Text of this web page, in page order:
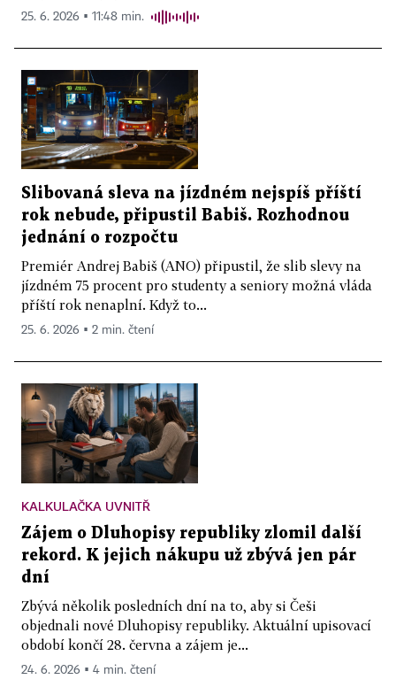
25. 6. 2026 ▪ 11:48 min.
Slibovaná sleva na jízdném nejspíš příští
rok nebude, připustil Babiš. Rozhodnou
jednání o rozpočtu
Premiér Andrej Babiš (ANO) připustil, že slib slevy na
jízdném 75 procent pro studenty a seniory možná vláda
příští rok nenaplní. Když to...
25. 6. 2026 ▪ 2 min. čtení
KALKULAČKA UVNITŘ
Zájem o Dluhopisy republiky zlomil další
rekord. K jejich nákupu už zbývá jen pár
dní
Zbývá několik posledních dní na to, aby si Češi
objednali nové Dluhopisy republiky. Aktuální upisovací
období končí 28. června a zájem je...
24. 6. 2026 ▪ 4 min. čtení